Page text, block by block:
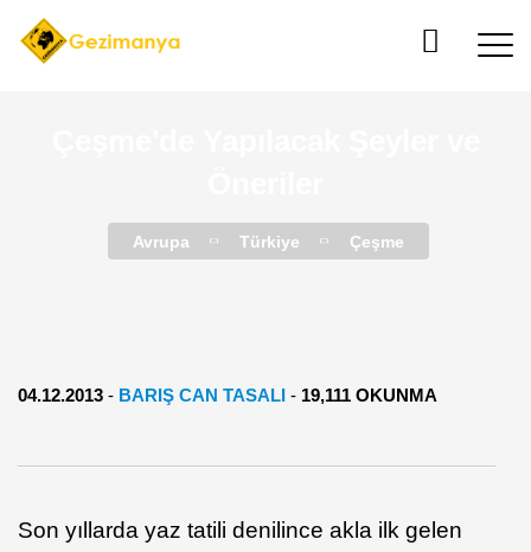
Avrupa Türkiye Çeşme
04.12.2013 - BARIŞ CAN TASALI - 19,111 OKUNMA
Son yıllarda yaz tatili denilince akla ilk gelen